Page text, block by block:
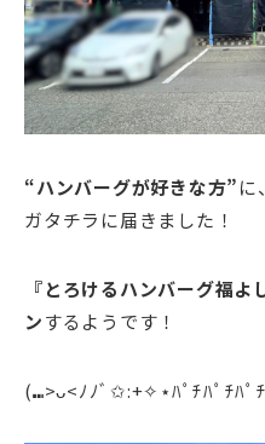
“ハンバーグが好きな方”に
ガタチラに届きました！
『とろけるハンバーグ福よ
ンするようです！
(⑉>ᴗ<ﾉﾉﾞ✩:+✧︎⋆ﾊﾟﾁﾊﾟﾁﾊﾟ